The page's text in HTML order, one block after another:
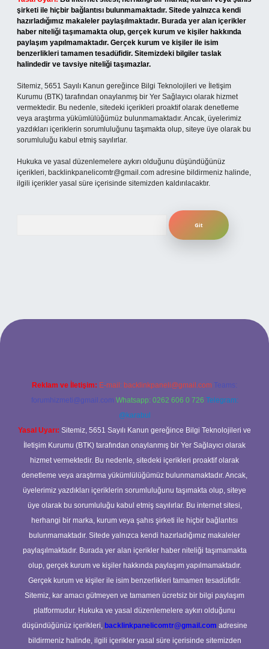
şirketi ile hiçbir bağlantısı bulunmamaktadır. Sitede yalnızca kendi
hazırladığımız makaleler paylaşılmaktadır. Burada yer alan içerikler
haber niteliği taşımamakta olup, gerçek kurum ve kişiler hakkında
paylaşım yapılmamaktadır. Gerçek kurum ve kişiler ile isim
benzerlikleri tamamen tesadüfidir. Sitemizdeki bilgiler taslak
halindedir ve tavsiye niteliği taşımazlar.
Sitemiz, 5651 Sayılı Kanun gereğince Bilgi Teknolojileri ve İletişim
Kurumu (BTK) tarafından onaylanmış bir Yer Sağlayıcı olarak hizmet
vermektedir. Bu nedenle, sitedeki içerikleri proaktif olarak denetleme
veya araştırma yükümlülüğümüz bulunmamaktadır. Ancak, üyelerimiz
yazdıkları içeriklerin sorumluluğunu taşımakta olup, siteye üye olarak bu
sorumluluğu kabul etmiş sayılırlar.
Hukuka ve yasal düzenlemelere aykırı olduğunu düşündüğünüz
içerikleri, backlinkpanelicomtr@gmail.com adresine bildirmeniz halinde,
ilgili içerikler yasal süre içerisinde sitemizden kaldırılacaktır.
Reklam ve İletişim: E-mail: backlinkpaneli@gmail.com Teams:
forumhizmeti@gmail.com Whatsapp: 0262 606 0 726 Telegram:
@karabul
Yasal Uyarı: Sitemiz, 5651 Sayılı Kanun gereğince Bilgi Teknolojileri ve
İletişim Kurumu (BTK) tarafından onaylanmış bir Yer Sağlayıcı olarak
hizmet vermektedir. Bu nedenle, sitedeki içerikleri proaktif olarak
denetleme veya araştırma yükümlülüğümüz bulunmamaktadır. Ancak,
üyelerimiz yazdıkları içeriklerin sorumluluğunu taşımakta olup, siteye
üye olarak bu sorumluluğu kabul etmiş sayılırlar. Bu internet sitesi,
herhangi bir marka, kurum veya şahıs şirketi ile hiçbir bağlantısı
bulunmamaktadır. Sitede yalnızca kendi hazırladığımız makaleler
paylaşılmaktadır. Burada yer alan içerikler haber niteliği taşımamakta
olup, gerçek kurum ve kişiler hakkında paylaşım yapılmamaktadır.
Gerçek kurum ve kişiler ile isim benzerlikleri tamamen tesadüfidir.
Sitemiz, kar amacı gütmeyen ve tamamen ücretsiz bir bilgi paylaşım
platformudur. Hukuka ve yasal düzenlemelere aykırı olduğunu
düşündüğünüz içerikleri, backlinkpanelicomtr@gmail.com adresine
bildirmeniz halinde, ilgili içerikler yasal süre içerisinde sitemizden